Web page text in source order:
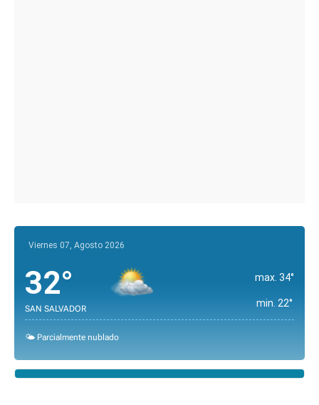
Viernes 07, Agosto 2026
32°
SAN SALVADOR
max. 34°
min. 22°
🌤️ Parcialmente nublado